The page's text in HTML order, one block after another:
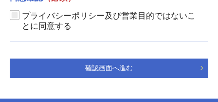
プライバシーポリシー及び営業目的ではないこ
とに同意する